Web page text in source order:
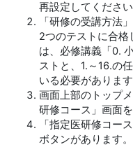
再設定してください
「研修の受講方法
2つのテストに合格
は、必修講義「0.
ストと、1.～16.の
いる必要があります
画面上部のトップ
研修コース」画面
「指定医研修コー
ボタンがあります